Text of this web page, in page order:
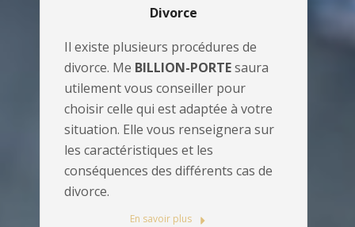
Divorce
Il existe plusieurs procédures de
divorce. Me BILLION-PORTEsaura
utilement vous conseiller pour
choisir celle qui est adaptée à votre
situation. Elle vous renseignera sur
les caractéristiques et les
conséquences des différents cas de
divorce.
En savoir plus